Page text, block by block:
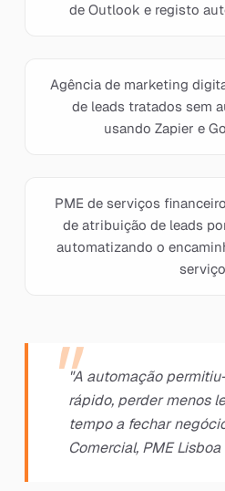
de Outlook e registo
Agência de marketing
de leads tratados sem
usando Zapier e
PME de serviços
de atribuição de leads
automatizando o
"A automação
rápido, perder menos
tempo a fechar
Comercial, PME Lisboa